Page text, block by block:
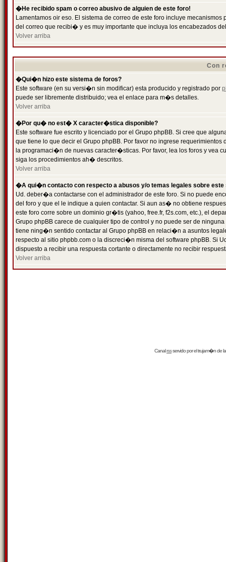
�He recibido spam o correo abusivo de alguien de este foro!
Lamentamos oir eso. El sistema de correo de este foro incluye
del correo que recibi� y es muy importante que incluya los encabezados
Volver arriba
Con
�Qui�n hizo este sistema de foros?
Este software (en su versi�n sin modificar) esta producido y registrado por
puede ser libremente distribuido; vea el enlace para m�s detalles.
Volver arriba
�Por qu� no est� X caracter�stica disponible?
Este software fue escrito y licenciado por el Grupo phpBB. Si cree que
que tiene lo que decir el Grupo phpBB. Por favor no ingrese
la programaci�n de nuevas caracter�sticas. Por favor, lea los foros y vea
siga los procedimientos ah� descritos.
Volver arriba
�A qui�n contacto con respecto a abusos y/o temas legales sobre este
Ud. deber�a contactarse con el administrador de este foro. Si no puede
del foro y que el le indique a quien contactar. Si aun as� no obtiene
este foro corre sobre un dominio gr�tis (yahoo, free.fr, f2s.com, etc.), el
Grupo phpBB carece de cualquier tipo de control y no puede ser de
tiene ning�n sentido contactar al Grupo phpBB en relaci�n a asuntos
respecto al sitio phpbb.com o la discreci�n misma del software phpBB. Si
dispuesto a recibir una respuesta cortante o directamente no recibir
Volver arriba
Canalrssservido por eltrujam�nde